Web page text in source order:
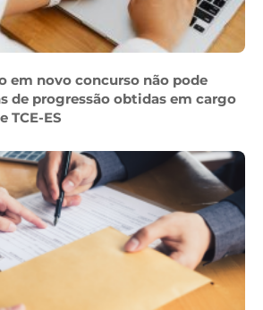
em novo concurso não pode
de progressão obtidas em cargo
TCE-ES